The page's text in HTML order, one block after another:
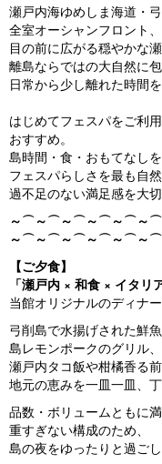
瀬戸内海ゆめしま海道・
全室オーシャンフロント、
目の前に広がる穏やかな瀬
離島ならではの大自然に包
日常から少し離れた時間
はじめてフェスパをご利
おすすめ。
島時間・食・おもてなし
フェスパらしさを最も自
過不足のない満足感を大
～⌒～⌒～⌒～⌒～⌒～
～⌒～⌒～⌒～⌒～⌒～
【ご夕食】
「瀬戸内 × 和食 × イタリ
当館オリジナルのディナ
弓削島で水揚げされた鮮魚
島レモンポークのグリル、
瀬戸内タコ飯や柑橘香る前
地元の恵みを一皿一皿、
品数・ボリュームともに
重すぎない構成のため、
島の夜をゆったりと過ご